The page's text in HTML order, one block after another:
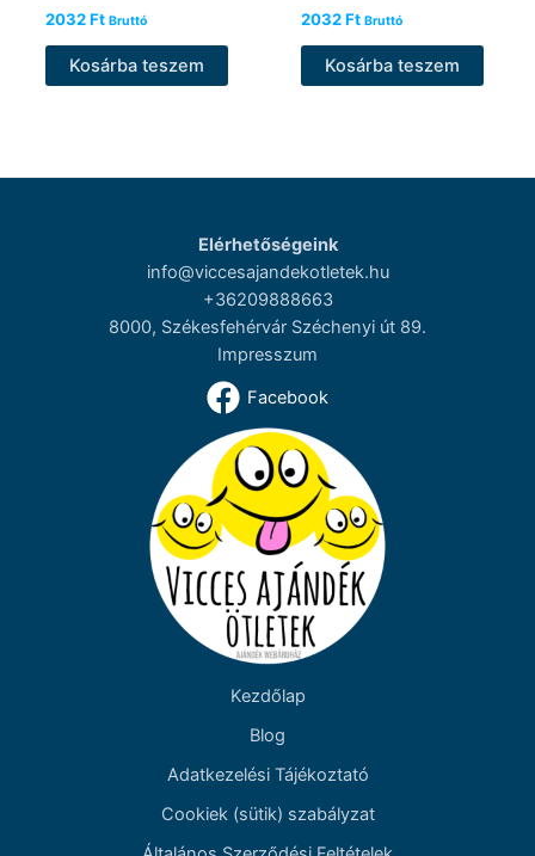
2032Ft Bruttó
Kosárba teszem
2032Ft Bruttó
Kosárba teszem
Elérhetőségeink
info@viccesajandekotletek.hu
+36209888663
8000, Székesfehérvár Széchenyi út 89.
Impresszum
Facebook
Kezdőlap
Blog
Adatkezelési Tájékoztató
Cookiek (sütik) szabályzat